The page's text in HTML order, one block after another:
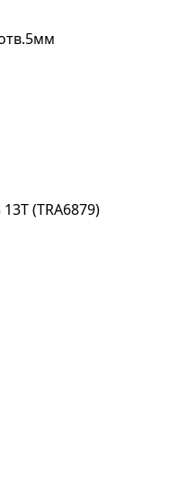
(TRA6879)